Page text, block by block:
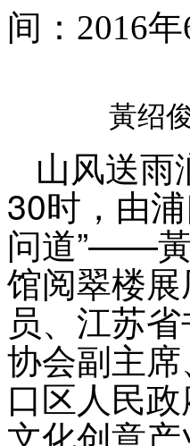
间：2016
黃绍
山风送雨
30时，由
问道”——黃
馆阅翠楼
员、江苏
协会副主
口区人民
文化创意